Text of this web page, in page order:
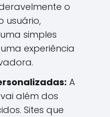
o
usuário,
simples
experiência
A
além dos
Sites que